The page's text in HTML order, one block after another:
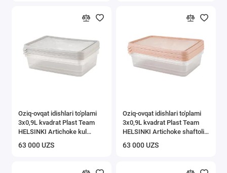
Oziq-ovqat idishlari to'plami
3x0,9L kvadrat Plast Team
HELSINKI Artichoke kul
63 000 UZS
Oziq-ovqat idishlari to'plami
3x0,9L kvadrat Plast Team
HELSINKI Artichoke shaftoli
63 000 UZS